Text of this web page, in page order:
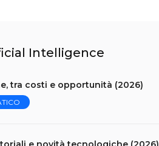
Intelligence
tra costi e opportunità (2026)